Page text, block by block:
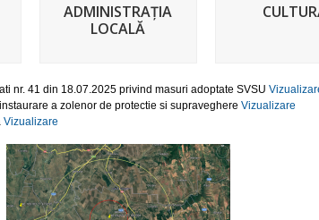
ADMINISTRAȚIA
LOCALĂ
nr. 41 din 18.07.2025 privind masuri adoptate SVSU
a zolenor de protectie si supraveghere Vizualizare
Vizualizare